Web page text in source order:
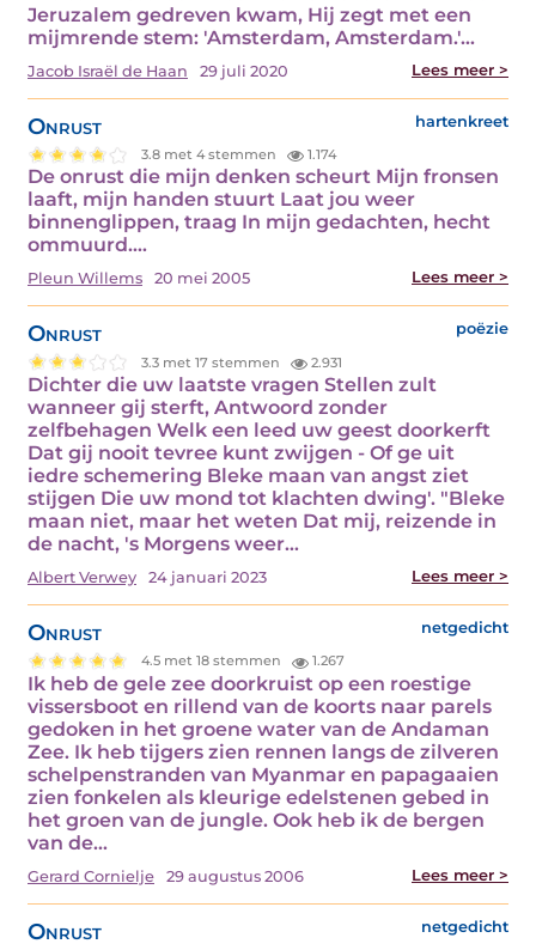
Jeruzalem gedreven kwam, Hij zegt met een
mijmrende stem: 'Amsterdam, Amsterdam.'…
Jacob Israël de Haan 29 juli 2020 Lees meer >
Onrust hartenkreet
3.8 met 4 stemmen 1.174
De onrust die mijn denken scheurt Mijn fronsen
laaft, mijn handen stuurt Laat jou weer
binnenglippen, traag In mijn gedachten, hecht
ommuurd.…
Pleun Willems 20 mei 2005 Lees meer >
Onrust poëzie
3.3 met 17 stemmen 2.931
Dichter die uw laatste vragen Stellen zult
wanneer gij sterft, Antwoord zonder
zelfbehagen Welk een leed uw geest doorkerft
Dat gij nooit tevree kunt zwijgen - Of ge uit
iedre schemering Bleke maan van angst ziet
stijgen Die uw mond tot klachten dwing'. "Bleke
maan niet, maar het weten Dat mij, reizende in
de nacht, 's Morgens weer…
Albert Verwey 24 januari 2023 Lees meer >
Onrust netgedicht
4.5 met 18 stemmen 1.267
Ik heb de gele zee doorkruist op een roestige
vissersboot en rillend van de koorts naar parels
gedoken in het groene water van de Andaman
Zee. Ik heb tijgers zien rennen langs de zilveren
schelpenstranden van Myanmar en papagaaien
zien fonkelen als kleurige edelstenen gebed in
het groen van de jungle. Ook heb ik de bergen
van de…
Gerard Cornielje 29 augustus 2006 Lees meer >
Onrust netgedicht